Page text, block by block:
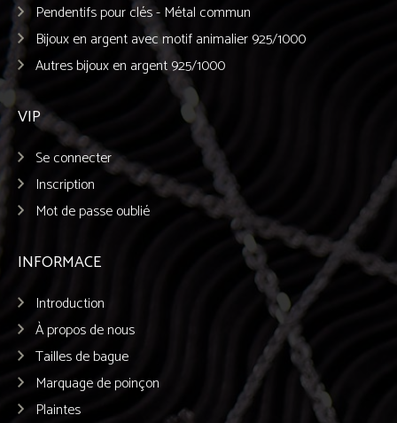
Pendentifs pour clés - Métal commun
Bijoux en argent avec motif animalier 925/1000
Autres bijoux en argent 925/1000
VIP
Se connecter
Inscription
Mot de passe oublié
INFORMACE
Introduction
À propos de nous
Tailles de bague
Marquage de poinçon
Plaintes